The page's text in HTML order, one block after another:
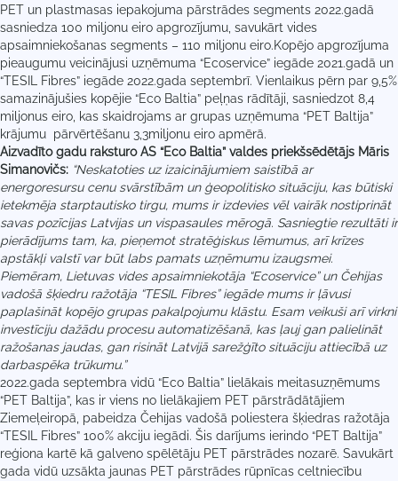
PET un plastmasas iepakojuma pārstrādes segments 2022.gadā
sasniedza 100 miljonu eiro apgrozījumu, savukārt vides
apsaimniekošanas segments – 110 miljonu eiro.Kopējo apgrozījuma
pieaugumu veicinājusi uzņēmuma “Ecoservice” iegāde 2021.gadā un
“TESIL Fibres” iegāde 2022.gada septembrī. Vienlaikus pērn par 9,5%
samazinājušies kopējie “Eco Baltia” peļņas rādītāji, sasniedzot 8,4
miljonus eiro, kas skaidrojams ar grupas uzņēmuma “PET Baltija”
krājumu pārvērtēšanu 3,3miljonu eiro apmērā.
Aizvadīto gadu raksturo AS “Eco Baltia” valdes priekšsēdētājs Māris
Simanovičs: “Neskatoties uz izaicinājumiem saistībā ar
energoresursu cenu svārstībām un ģeopolitisko situāciju, kas būtiski
ietekmēja starptautisko tirgu, mums ir izdevies vēl vairāk nostiprināt
savas pozīcijas Latvijas un vispasaules mērogā. Sasniegtie rezultāti ir
pierādījums tam, ka, pieņemot stratēģiskus lēmumus, arī krīzes
apstākļi valstī var būt labs pamats uzņēmumu izaugsmei.
Piemēram, Lietuvas vides apsaimniekotāja “Ecoservice” un Čehijas
vadošā šķiedru ražotāja “TESIL Fibres” iegāde mums ir ļāvusi
paplašināt kopējo grupas pakalpojumu klāstu. Esam veikuši arī virkni
investīciju dažādu procesu automatizēšanā, kas ļauj gan palielināt
ražošanas jaudas, gan risināt Latvijā sarežģīto situāciju attiecībā uz
darbaspēka trūkumu.”
2022.gada septembra vidū “Eco Baltia” lielākais meitasuzņēmums
“PET Baltija”, kas ir viens no lielākajiem PET pārstrādātājiem
Ziemeļeiropā, pabeidza Čehijas vadošā poliestera šķiedras ražotāja
“TESIL Fibres” 100% akciju iegādi. Šis darījums ierindo “PET Baltija”
reģiona kartē kā galveno spēlētāju PET pārstrādes nozarē. Savukārt
gada vidū uzsākta jaunas PET pārstrādes rūpnīcas celtniecību